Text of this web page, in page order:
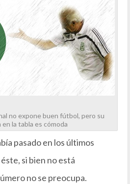
no expone buen fútbol, pero su
la tabla es cómoda
pasado en los últimos
si bien no está
no se preocupa.